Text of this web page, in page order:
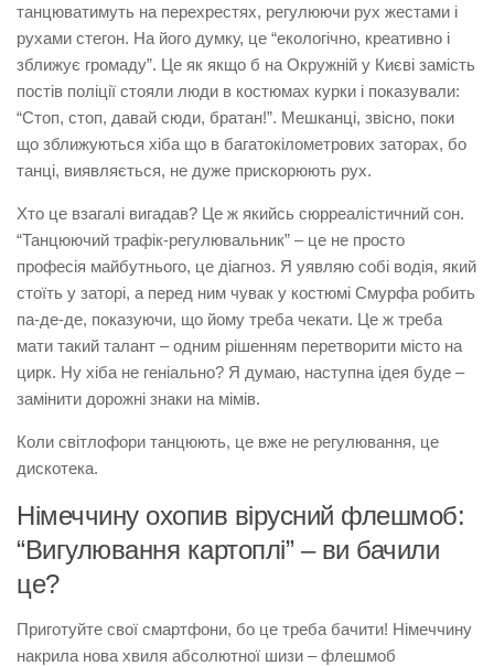
танцюватимуть на перехрестях, регулюючи рух жестами і
рухами стегон. На його думку, це “екологічно, креативно і
зближує громаду”. Це як якщо б на Окружній у Києві замість
постів поліції стояли люди в костюмах курки і показували:
“Стоп, стоп, давай сюди, братан!”. Мешканці, звісно, поки
що зближуються хіба що в багатокілометрових заторах, бо
танці, виявляється, не дуже прискорюють рух.
Хто це взагалі вигадав? Це ж якийсь сюрреалістичний сон.
“Танцюючий трафік-регулювальник” – це не просто
професія майбутнього, це діагноз. Я уявляю собі водія, який
стоїть у заторі, а перед ним чувак у костюмі Смурфа робить
па-де-де, показуючи, що йому треба чекати. Це ж треба
мати такий талант – одним рішенням перетворити місто на
цирк. Ну хіба не геніально? Я думаю, наступна ідея буде –
замінити дорожні знаки на мімів.
Коли світлофори танцюють, це вже не регулювання, це
дискотека.
Німеччину охопив вірусний флешмоб:
“Вигулювання картоплі” – ви бачили
це?
Приготуйте свої смартфони, бо це треба бачити! Німеччину
накрила нова хвиля абсолютної шизи – флешмоб